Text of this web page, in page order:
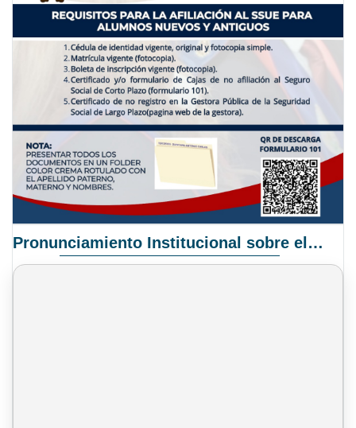
Pronunciamiento Institucional sobre el Proyecto de Ley N° 068/2025-2026 C.S.